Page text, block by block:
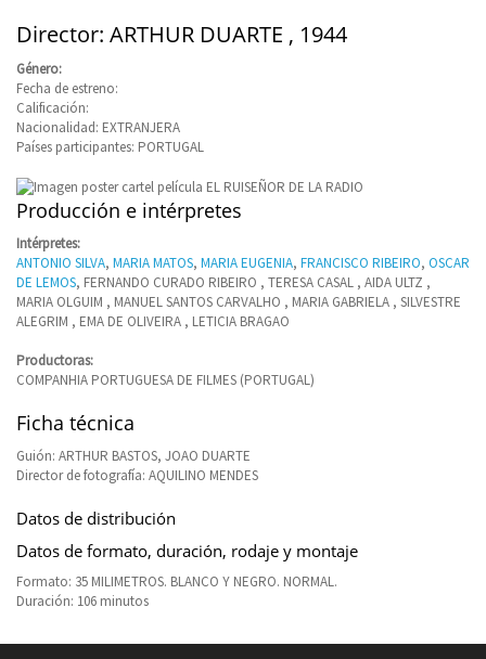
Director: ARTHUR DUARTE , 1944
Género:
Fecha de estreno:
Calificación:
Nacionalidad: EXTRANJERA
Países participantes: PORTUGAL
Producción e intérpretes
Intérpretes:
ANTONIO SILVA, MARIA MATOS, MARIA EUGENIA, FRANCISCO RIBEIRO, OSCAR
DE LEMOS, FERNANDO CURADO RIBEIRO , TERESA CASAL , AIDA ULTZ ,
MARIA OLGUIM , MANUEL SANTOS CARVALHO , MARIA GABRIELA , SILVESTRE
ALEGRIM , EMA DE OLIVEIRA , LETICIA BRAGAO
Productoras:
COMPANHIA PORTUGUESA DE FILMES (PORTUGAL)
Ficha técnica
Guión: ARTHUR BASTOS, JOAO DUARTE
Director de fotografía: AQUILINO MENDES
Datos de distribución
Datos de formato, duración, rodaje y montaje
Formato: 35 MILIMETROS. BLANCO Y NEGRO. NORMAL.
Duración: 106 minutos